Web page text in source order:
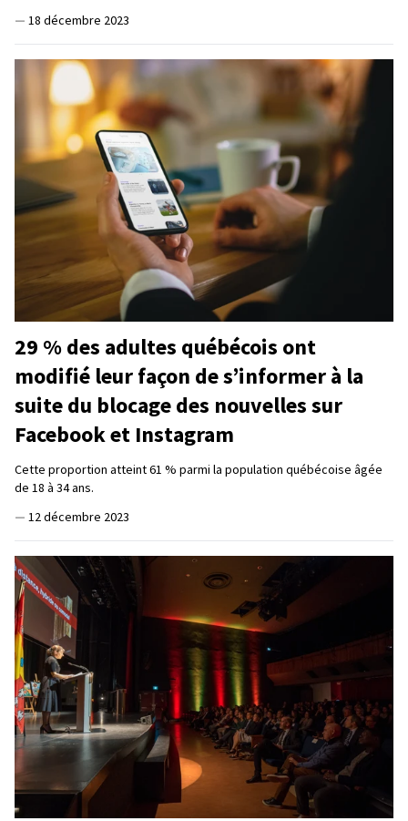
— 18 décembre 2023
29 % des adultes québécois ont
modifié leur façon de s’informer à la
suite du blocage des nouvelles sur
Facebook et Instagram
Cette proportion atteint 61 % parmi la population québécoise âgée
de 18 à 34 ans.
— 12 décembre 2023